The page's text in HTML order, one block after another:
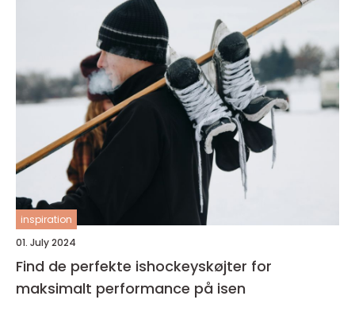
inspiration
01. July 2024
Find de perfekte ishockeyskøjter for
maksimalt performance på isen